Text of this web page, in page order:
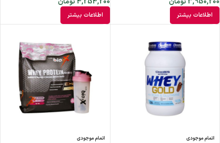
اطلاعات بیشتر اطلاعات بیشتر
اتمام موجودی اتمام موجودی